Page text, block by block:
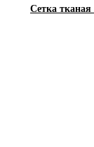
Сетка